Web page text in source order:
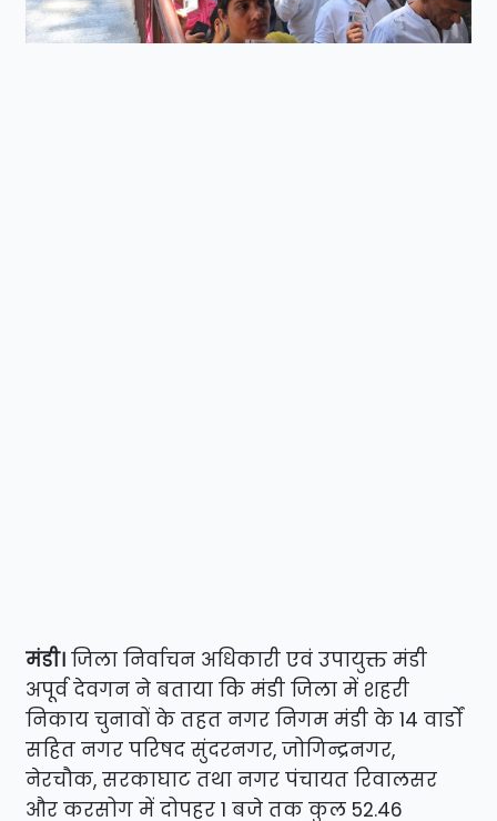
मंडी।जिला निर्वाचन अधिकारी एवं उपायुक्त मंडी
अपूर्व देवगन ने बताया कि मंडी जिला में शहरी
निकाय चुनावों के तहत नगर निगम मंडी के 14 वार्डों
सहित नगर परिषद सुंदरनगर, जोगिन्द्रनगर,
नेरचौक, सरकाघाट तथा नगर पंचायत रिवालसर
और करसोग में दोपहर 1 बजे तक कुल 52.46